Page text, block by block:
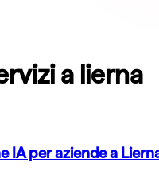
a lierna
IA per aziende a